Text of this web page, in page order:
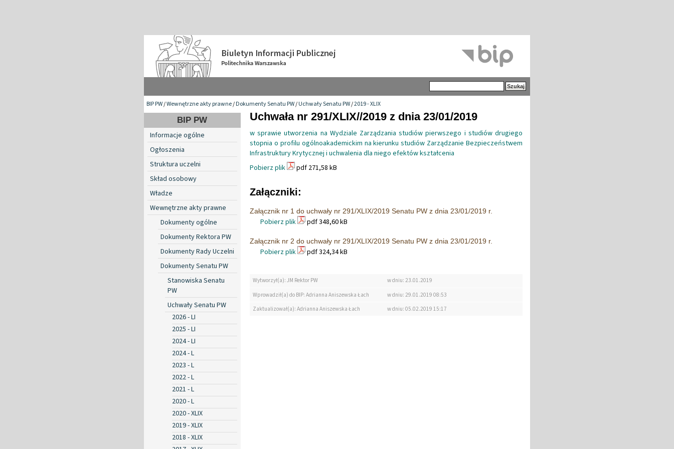
BIP PW/Wewnętrzne akty prawne/Dokumenty Senatu PW/Uchwały Senatu PW/2019 - XLIX
BIP PW
Informacje ogólne
Ogłoszenia
Struktura uczelni
Skład osobowy
Władze
Wewnętrzne akty prawne
Dokumenty ogólne
Dokumenty Rektora PW
Dokumenty Rady Uczelni
Dokumenty Senatu PW
Stanowiska Senatu
PW
Uchwały Senatu PW
2026 - LI
2025 - LI
2024 - LI
2024 - L
2023 - L
2022 - L
2021 - L
2020 - L
2020 - XLIX
2019 - XLIX
2018 - XLIX
Uchwała nr 291/XLIX//2019 z dnia 23/01/2019
w sprawie utworzenia na Wydziale Zarządzania studiów pierwszego i studiów drugiego
stopnia o profilu ogólnoakademickim na kierunku studiów Zarządzanie Bezpieczeństwem
Infrastruktury Krytycznej i uchwalenia dla niego efektów kształcenia
Pobierz plik
pdf 271,58 kB
Załączniki:
Załącznik nr 1 do uchwały nr 291/XLIX/2019 Senatu PW z dnia 23/01/2019 r.
Pobierz plik pdf 348,60 kB
Załącznik nr 2 do uchwały nr 291/XLIX/2019 Senatu PW z dnia 23/01/2019 r.
Pobierz plik pdf 324,34 kB
Wytworzył(a): JM Rektor PW
w dniu: 23.01.2019
Wprowadził(a) do BIP: Adrianna Aniszewska Łach
w dniu: 29.01.2019 08:53
Zaktualizował(a): Adrianna Aniszewska Łach
w dniu: 05.02.2019 15:17